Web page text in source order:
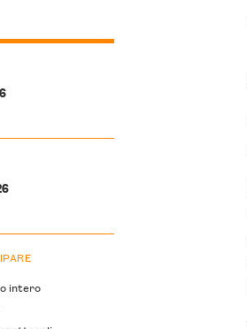
intero